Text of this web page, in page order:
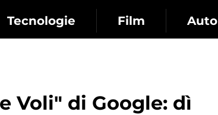
Tecnologie Film Auto
Voli" di Google: dì